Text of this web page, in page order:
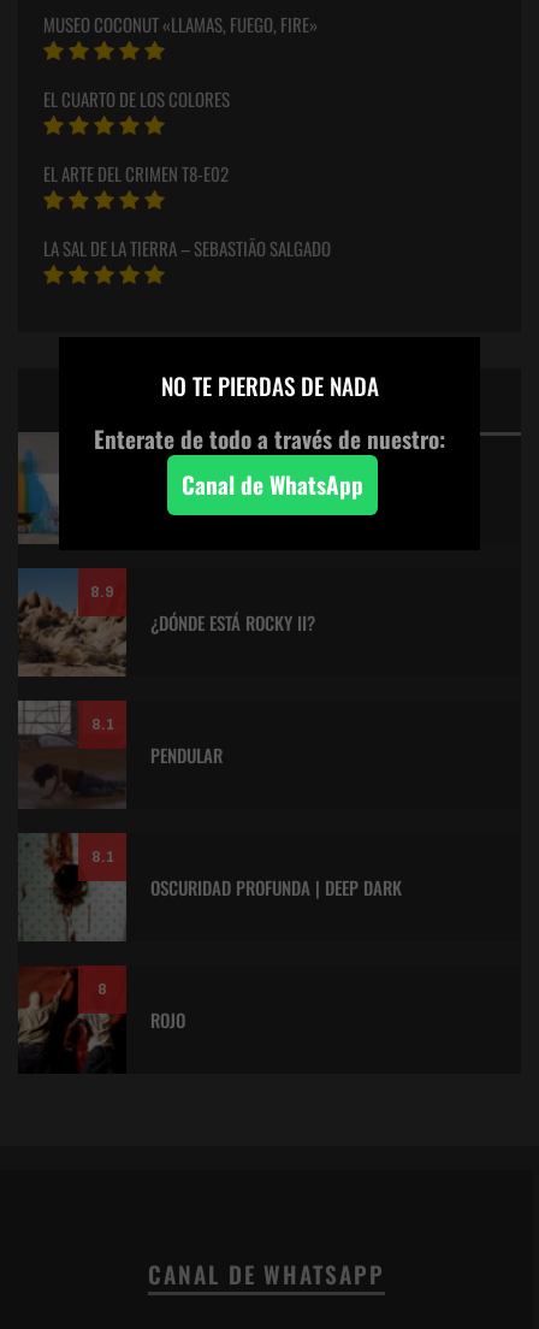
MUSEO COCONUT «LLAMAS, FUEGO, FIRE»
EL CUARTO DE LOS COLORES
EL ARTE DEL CRIMEN T8-E02
LA SAL DE LA TIERRA – SEBASTIÃO SALGADO
CINE: TOP 5 DE LALULULA
KITANO > AQUILES Y LA TORTUGA
8.9
¿DÓNDE ESTÁ ROCKY II?
8.1
PENDULAR
8.1
OSCURIDAD PROFUNDA | DEEP DARK
8
ROJO
CANAL DE WHATSAPP
NO TE PIERDAS DE NADA
Enterate de todo a través de nuestro:
Canal de WhatsApp